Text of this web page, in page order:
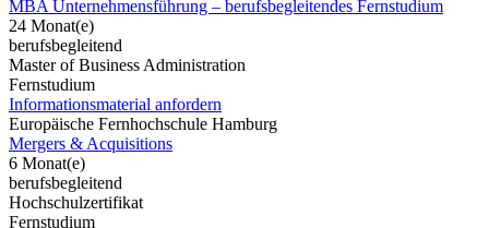
MBA Unternehmensführung – berufsbegleitendes Fernstudium
24 Monat(e)
berufsbegleitend
Master of Business Administration
Fernstudium
Informationsmaterial anfordern
Europäische Fernhochschule Hamburg
Mergers & Acquisitions
6 Monat(e)
berufsbegleitend
Hochschulzertifikat
Fernstudium